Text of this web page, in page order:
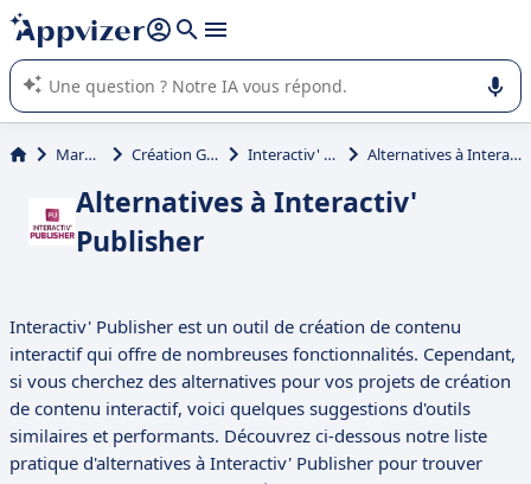
répondre (plusieurs lignes avec
L'IA de Appvizer vous guide dans l'utilisation ou la sélection de
logiciel SaaS en entreprise.
Marketing Création Graphique Interactiv' Publisher Alternatives à Interactiv' Publisher
Alternatives à Interactiv'
Publisher
Interactiv' Publisher est un outil de création de contenu
interactif qui offre de nombreuses fonctionnalités. Cependant,
si vous cherchez des alternatives pour vos projets de création
de contenu interactif, voici quelques suggestions d'outils
similaires et performants. Découvrez ci-dessous notre liste
pratique d'alternatives à Interactiv' Publisher pour trouver